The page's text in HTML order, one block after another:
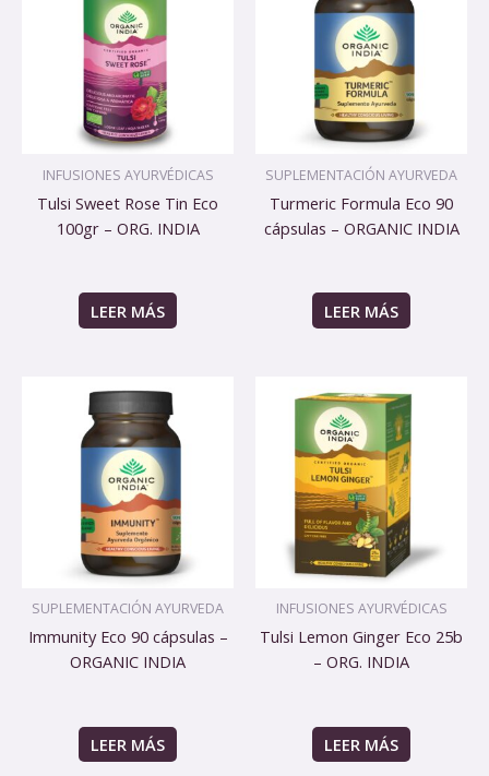
INFUSIONES AYURVÉDICAS
Tulsi Sweet Rose Tin Eco
100gr – ORG. INDIA
LEER MÁS
SUPLEMENTACIÓN AYURVEDA
Turmeric Formula Eco 90
cápsulas – ORGANIC INDIA
LEER MÁS
SUPLEMENTACIÓN AYURVEDA
Immunity Eco 90 cápsulas –
ORGANIC INDIA
LEER MÁS
INFUSIONES AYURVÉDICAS
Tulsi Lemon Ginger Eco 25b
– ORG. INDIA
LEER MÁS